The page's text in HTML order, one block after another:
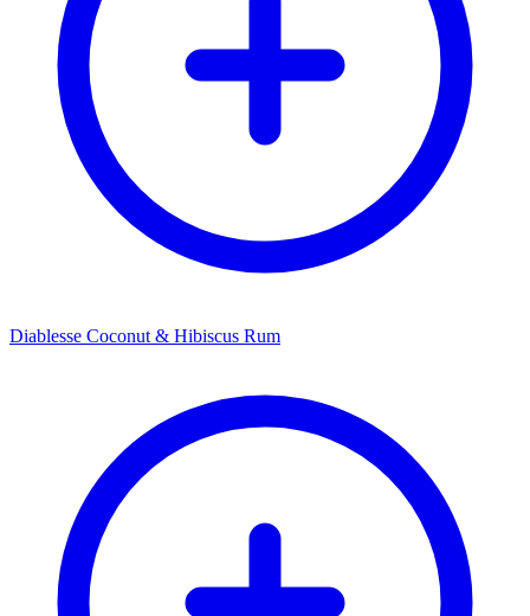
Diablesse Coconut & Hibiscus Rum